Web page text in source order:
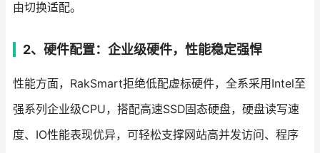
由切换适配。
2、硬件配置：企业级硬件，性能稳定强悍
性能方面，RakSmart拒绝低配虚标硬件，全系采用Intel至
强系列企业级CPU，搭配高速SSD固态硬盘，硬盘读写速
度、IO性能表现优异，可轻松支撑网站高并发访问、程序